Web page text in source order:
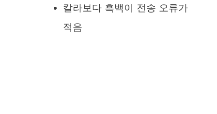
칼라보다 흑백이 전송 오류가
적음